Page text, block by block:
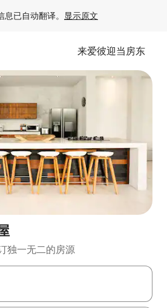
息已自动翻译。 显示原文
来爱彼迎当房东
独一无二的房源
上下方向键查看，或通过点击或滑动手势